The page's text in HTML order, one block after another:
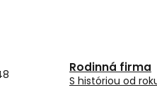
Rodinná firma
S históriou od